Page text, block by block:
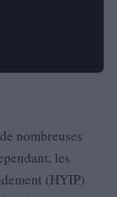
nombreuses
les
(HYIP)